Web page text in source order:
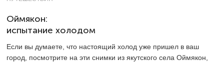
Оймякон:
испытание холодом
Если вы думаете, что настоящий холод уже пришел в ваш
город, посмотрите на эти снимки из якутского села Оймякон,